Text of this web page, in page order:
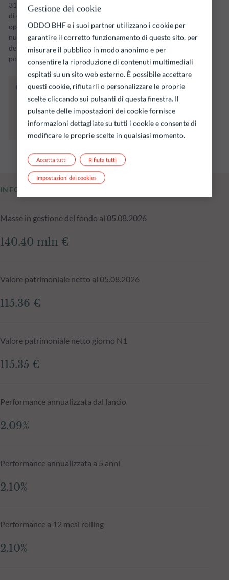
31 dicembre 2026). La strategia non si limita alla detenzione
di obbligazioni; la Società di gestione potrà effettuare
operazioni tattiche in portafoglio, qualora si presentino
nuove opportunità di mercato o venga rilevato un aumento
del rischio di insolvenza a termine di uno degli emittenti in
portafoglio.
Il fondo indicato di seguito comporta un
rischio di perdita di capitale.
Si ricorda che i rendimenti passati non sono
indicativi di quelli futuri e possono variare nel
INFORMAZIONI CHIAVE
Masse in gestione del fondo al 05.08.2026
140.40 mln €
Valore patrimoniale netto al 05.08.2026
115.36 €
Valore patrimoniale netto giorno N1
115.35 €
Performance annualizzata dal lancio
2.09%
Performance annualizzata a 5 anni
2.10%
Performance a 12 mesi rolling
2.10%
Gestione dei cookie
ODDO BHF e i suoi partner utilizzano i cookie per
garantire il corretto funzionamento di questo sito, per
misurare il pubblico in modo anonimo e per
consentire la riproduzione di contenuti multimediali
ospitati su un sito web esterno. È possibile accettare
questi cookie, rifiutarli o personalizzare le proprie
scelte cliccando sui pulsanti di questa finestra. Il
pulsante delle impostazioni dei cookie fornisce
informazioni dettagliate su tutti i cookie e consente di
modificare le proprie scelte in qualsiasi momento.
Rifiuta tutti
Accetta tutti
Impostazioni dei cookies